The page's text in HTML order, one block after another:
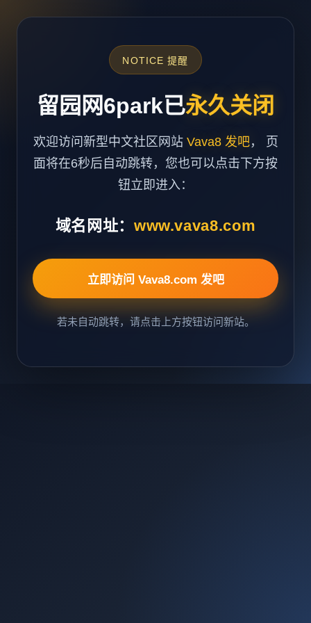
NOTICE 提醒
留园网6park已永久关闭
欢迎访问新型中文社区网站 Vava8 发吧， 页
面将在6秒后自动跳转，您也可以点击下方按
钮立即进入：
域名网址： www.vava8.com
立即访问 Vava8.com 发吧
若未自动跳转，请点击上方按钮访问新站。